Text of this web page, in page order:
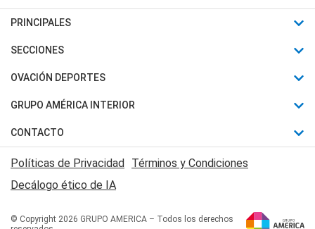
PRINCIPALES
Últimas Noticias
Política
Judiciales
Economia
SECCIONES
Horóscopo
Motores
Trucos caseros
Series y Películas
Edictos y Solicitadas
OVACIÓN DEPORTES
Fútbol
Mundial
Automovilismo
Rugby
Básquet
GRUPO AMÉRICA INTERIOR
Canal 7 en Vivo
San Juan 8
CONTACTO
Acerca de Nosotros
Contactanos
Políticas de Privacidad Términos y Condiciones
Decálogo ético de IA
© Copyright 2026 GRUPO AMERICA – Todos los derechos